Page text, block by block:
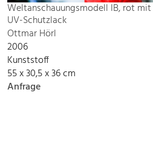
Weltanschauungsmodell IB, rot mit
UV-Schutzlack
Ottmar Hörl
2006
Kunststoff
55 x 30,5 x 36 cm
Anfrage